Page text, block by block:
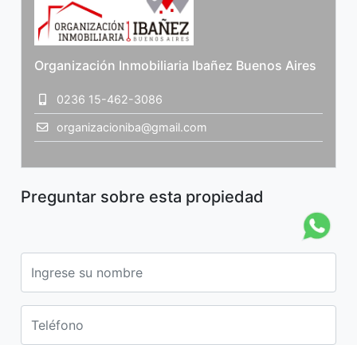
Organización Inmobiliaria Ibañez Buenos Aires
0236 15-462-3086
organizacioniba@gmail.com
Preguntar sobre esta propiedad